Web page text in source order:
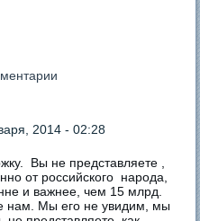
2014 - 02:28
Вы не представляете ,
от российского народа,
и важнее, чем 15 млрд.
нам. Мы его не увидим, мы